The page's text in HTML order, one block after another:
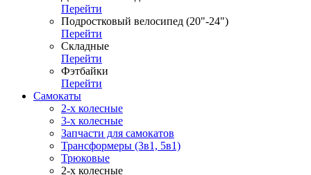
Перейти
Подростковый велосипед (20"-24")
Перейти
Складные
Перейти
Фэтбайки
Перейти
Самокаты
2-х колесные
3-х колесные
Запчасти для самокатов
Трансформеры (3в1, 5в1)
Трюковые
2-х колесные